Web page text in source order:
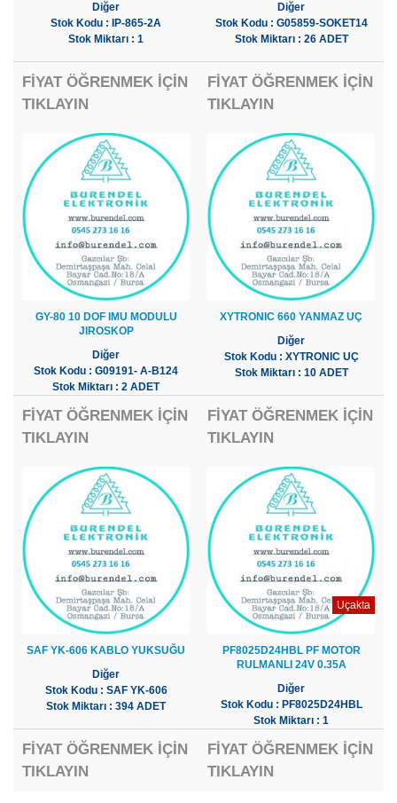
Diğer
Stok Kodu : IP-865-2A
Stok Miktarı : 1
FİYAT ÖĞRENMEK İÇİN
TIKLAYIN
Diğer
Stok Kodu : G05859-SOKET14
Stok Miktarı : 26 ADET
FİYAT ÖĞRENMEK İÇİN
TIKLAYIN
GY-80 10 DOF IMU MODULU
JIROSKOP
Diğer
Stok Kodu : G09191- A-B124
Stok Miktarı : 2 ADET
FİYAT ÖĞRENMEK İÇİN
TIKLAYIN
XYTRONIC 660 YANMAZ UÇ
Diğer
Stok Kodu : XYTRONIC UÇ
Stok Miktarı : 10 ADET
FİYAT ÖĞRENMEK İÇİN
TIKLAYIN
SAF YK-606 KABLO YUKSUĞU
Diğer
Stok Kodu : SAF YK-606
Stok Miktarı : 394 ADET
FİYAT ÖĞRENMEK İÇİN
TIKLAYIN
Uçakta
PF8025D24HBL PF MOTOR
RULMANLI 24V 0.35A
Diğer
Stok Kodu : PF8025D24HBL
Stok Miktarı : 1
FİYAT ÖĞRENMEK İÇİN
TIKLAYIN